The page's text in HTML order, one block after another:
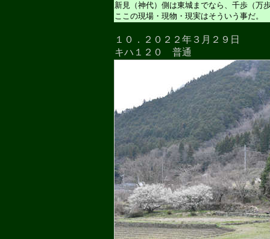
新見（神代）側は東城までなら、千歩（万
ここの現場・現物・現実はそういう事だ。
１０．２０２２年３月２９日
キハ１２０ 普通